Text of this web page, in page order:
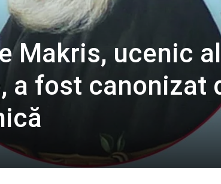
Makris, ucenic al
a fost canonizat